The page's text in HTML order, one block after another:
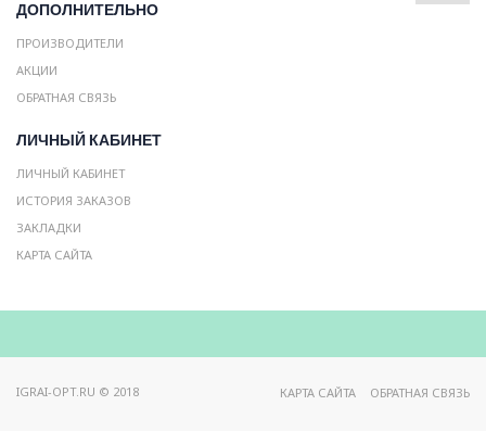
ДОПОЛНИТЕЛЬНО
ПРОИЗВОДИТЕЛИ
АКЦИИ
ОБРАТНАЯ СВЯЗЬ
ЛИЧНЫЙ КАБИНЕТ
ЛИЧНЫЙ КАБИНЕТ
ИСТОРИЯ ЗАКАЗОВ
ЗАКЛАДКИ
КАРТА САЙТА
IGRAI-OPT.RU © 2018 КАРТА САЙТА ОБРАТНАЯ СВЯЗЬ